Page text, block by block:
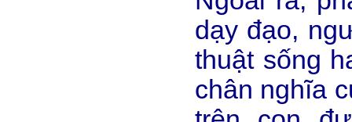
dạy đạo,
thuật sống
chân nghĩa